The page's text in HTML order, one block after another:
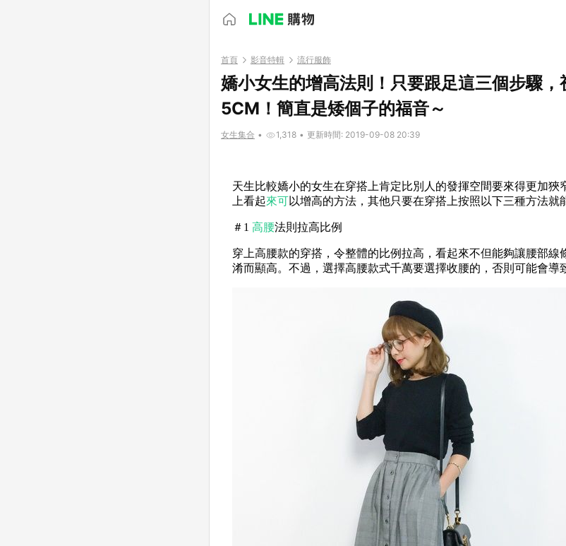
首頁 影音特輯 流行服飾
嬌小女生的增高法則！只要跟足這三個步驟
5CM！簡直是矮個子的福音～
女生集合 • 1,318 • 更新時間: 2019-09-08 20:39
天生比較嬌小的女生在穿搭上肯定比別人的發揮空間要來得更加狹
上看起來可以增高的方法，其他只要在穿搭上按照以下三種方法就
＃1 高腰法則拉高比例
穿上高腰款的穿搭，令整體的比例拉高，看起來不但能夠讓腰部線
淆而顯高。不過，選擇高腰款式千萬要選擇收腰的，否則可能會導